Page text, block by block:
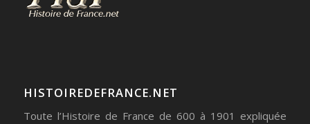
HISTOIREDEFRANCE.NET
Toute l’Histoire de France de 600 à 1901 expliquée